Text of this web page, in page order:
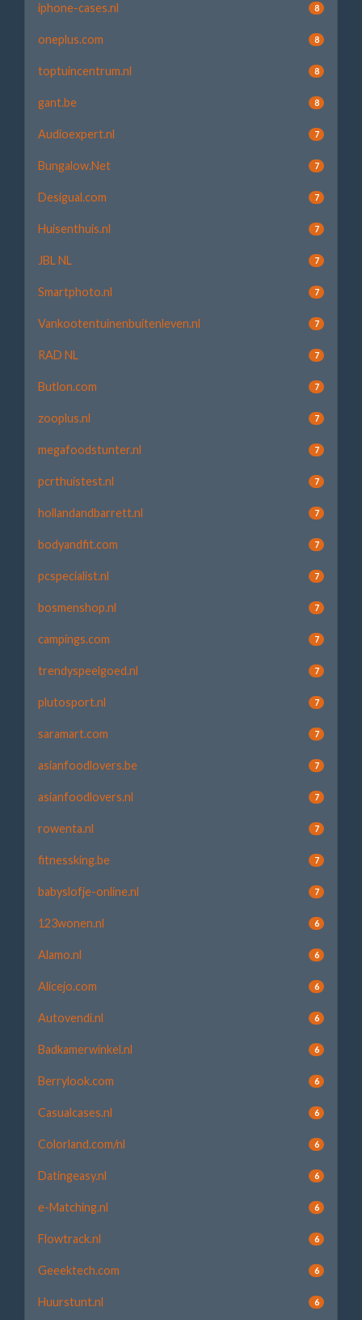
iphone-cases.nl 8
oneplus.com 8
toptuincentrum.nl 8
gant.be 8
Audioexpert.nl 7
Bungalow.Net 7
Desigual.com 7
Huisenthuis.nl 7
JBL NL 7
Smartphoto.nl 7
Vankootentuinenbuitenleven.nl 7
RAD NL 7
Butlon.com 7
zooplus.nl 7
megafoodstunter.nl 7
pcrthuistest.nl 7
hollandandbarrett.nl 7
bodyandfit.com 7
pcspecialist.nl 7
bosmenshop.nl 7
campings.com 7
trendyspeelgoed.nl 7
plutosport.nl 7
saramart.com 7
asianfoodlovers.be 7
asianfoodlovers.nl 7
rowenta.nl 7
fitnessking.be 7
babyslofje-online.nl 7
123wonen.nl 6
Alamo.nl 6
Alicejo.com 6
Autovendi.nl 6
Badkamerwinkel.nl 6
Berrylook.com 6
Casualcases.nl 6
Colorland.com/nl 6
Datingeasy.nl 6
e-Matching.nl 6
Flowtrack.nl 6
Geeektech.com 6
Huurstunt.nl 6